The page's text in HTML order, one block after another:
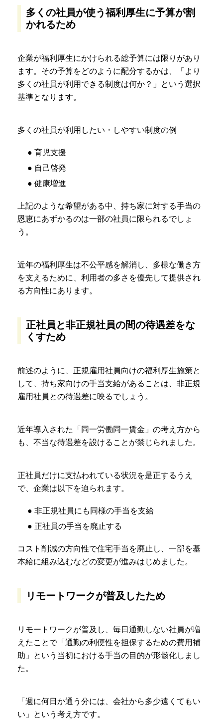
多くの社員が使う福利厚生に予算が割
かれるため
企業が福利厚生にかけられる総予算には限りがあり
ます。その予算をどのように配分するかは、「より
多くの社員が利用できる制度は何か？」という選択
基準となります。
多くの社員が利用したい・しやすい制度の例
● 育児支援
● 自己啓発
● 健康増進
上記のような希望がある中、持ち家に対する手当の
恩恵にあずかるのは一部の社員に限られるでしょ
う。
近年の福利厚生は不公平感を解消し、多様な働き方
を支えるために、利用者の多さを優先して提供され
る方向性にあります。
正社員と非正規社員の間の待遇差をな
くすため
前述のように、正規雇用社員向けの福利厚生施策と
して、持ち家向けの手当支給があることは、非正規
雇用社員との待遇差に映るでしょう。
近年導入された「同一労働同一賃金」の考え方から
も、不当な待遇差を設けることが禁じられました。
正社員だけに支払われている状況を是正するうえ
で、企業は以下を迫られます。
● 非正規社員にも同様の手当を支給
● 正社員の手当を廃止する
コスト削減の方向性で住宅手当を廃止し、一部を基
本給に組み込むなどの変更が進みはじめました。
リモートワークが普及したため
リモートワークが普及し、毎日通勤しない社員が増
えたことで「通勤の利便性を担保するための費用補
助」という当初における手当の目的が形骸化しまし
た。
「週に何日か通う分には、会社から多少遠くてもい
い」という考え方です。